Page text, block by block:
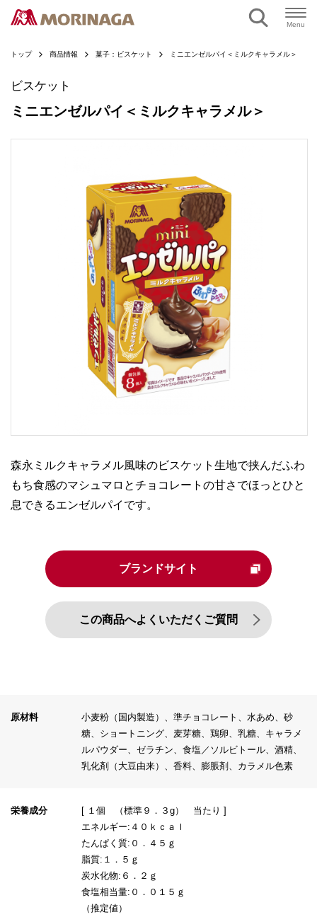
Menu
トップ 商品情報 菓子：ビスケット ミニエンゼルパイ＜ミルクキャラメル＞
ビスケット
ミニエンゼルパイ＜ミルクキャラメル＞
森永ミルクキャラメル風味のビスケット生地で挟んだふわ
もち食感のマシュマロとチョコレートの甘さでほっとひと
息できるエンゼルパイです。
ブランドサイト
この商品へよくいただくご質問
原材料
小麦粉（国内製造）、準チョコレート、水あめ、砂
糖、ショートニング、麦芽糖、鶏卵、乳糖、キャラメ
ルパウダー、ゼラチン、食塩／ソルビトール、酒精、
乳化剤（大豆由来）、香料、膨脹剤、カラメル色素
栄養成分
[ １個 （標準９．３g） 当たり ]
エネルギー:４０ｋｃａｌ
たんぱく質:０．４５ｇ
脂質:１．５ｇ
炭水化物:６．２ｇ
食塩相当量:０．０１５ｇ
（推定値）